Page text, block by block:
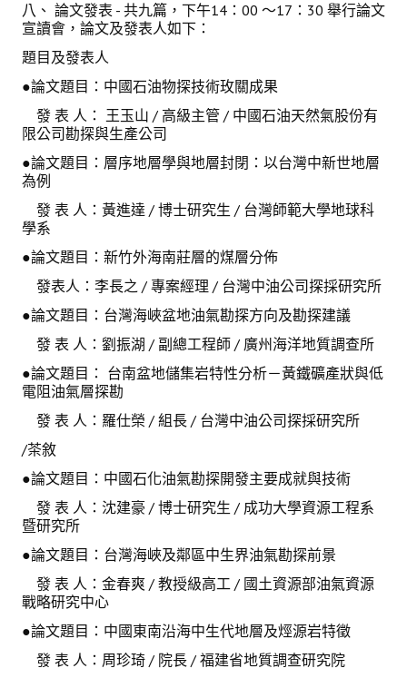
八、 論文發表 - 共九篇，下午14：00 ～17：30 舉行論文
宣讀會，論文及發表人如下：
題目及發表人
●論文題目：中國石油物探技術玫關成果
發 表 人： 王玉山 / 高級主管 / 中國石油天然氣股份有
限公司勘探與生產公司
●論文題目：層序地層學與地層封閉：以台灣中新世地層
為例
發 表 人：黃進達 / 博士研究生 / 台灣師範大學地球科
學系
●論文題目：新竹外海南莊層的煤層分佈
發表人：李長之 / 專案經理 / 台灣中油公司探採研究所
●論文題目：台灣海峽盆地油氣勘探方向及勘探建議
發 表 人：劉振湖 / 副總工程師 / 廣州海洋地質調查所
●論文題目： 台南盆地儲集岩特性分析－黃鐵礦產狀與低
電阻油氣層探勘
發 表 人：羅仕榮 / 組長 / 台灣中油公司探採研究所
/茶敘
●論文題目：中國石化油氣勘探開發主要成就與技術
發 表 人：沈建豪 / 博士研究生 / 成功大學資源工程系
暨研究所
●論文題目：台灣海峽及鄰區中生界油氣勘探前景
發 表 人：金春爽 / 教授級高工 / 國土資源部油氣資源
戰略研究中心
●論文題目：中國東南沿海中生代地層及烴源岩特徵
發 表 人：周珍琦 / 院長 / 福建省地質調查研究院